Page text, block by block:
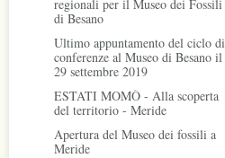
regionali per il Museo dei Fossili
di Besano
Ultimo appuntamento del ciclo di
conferenze al Museo di Besano il
29 settembre 2019
ESTATI MOMÒ - Alla scoperta
del territorio - Meride
Apertura del Museo dei fossili a
Meride